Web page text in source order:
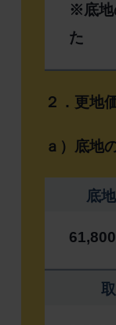
※底地
た
２．更地
ａ）底地
底